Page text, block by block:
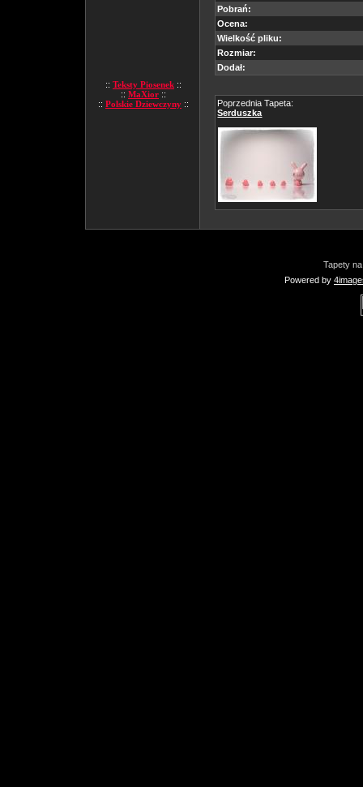
:: Teksty Piosenek ::
:: MaXior ::
:: Polskie Dziewczyny ::
Pobrań:
Ocena:
Wielkość pliku:
Rozmiar:
Dodał:
Poprzednia Tapeta:
Serduszka
Tapety
Powered by